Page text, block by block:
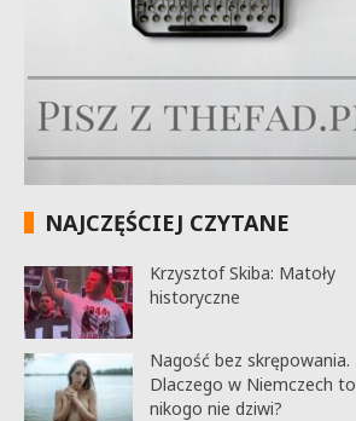
NAJCZĘŚCIEJ CZYTANE
Krzysztof Skiba: Matoły
historyczne
Nagość bez skrępowania.
Dlaczego w Niemczech to
nikogo nie dziwi?